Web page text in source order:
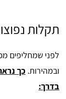
תקלות
לפני שמחליפים
ובמהירות. כך
בדרך: